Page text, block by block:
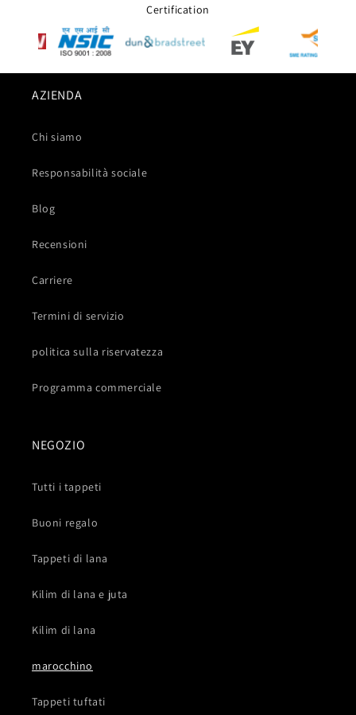
Certification
AZIENDA
Chi siamo
Responsabilità sociale
Blog
Recensioni
Carriere
Termini di servizio
politica sulla riservatezza
Programma commerciale
NEGOZIO
Tutti i tappeti
Buoni regalo
Tappeti di lana
Kilim di lana e juta
Kilim di lana
marocchino
Tappeti tuftati